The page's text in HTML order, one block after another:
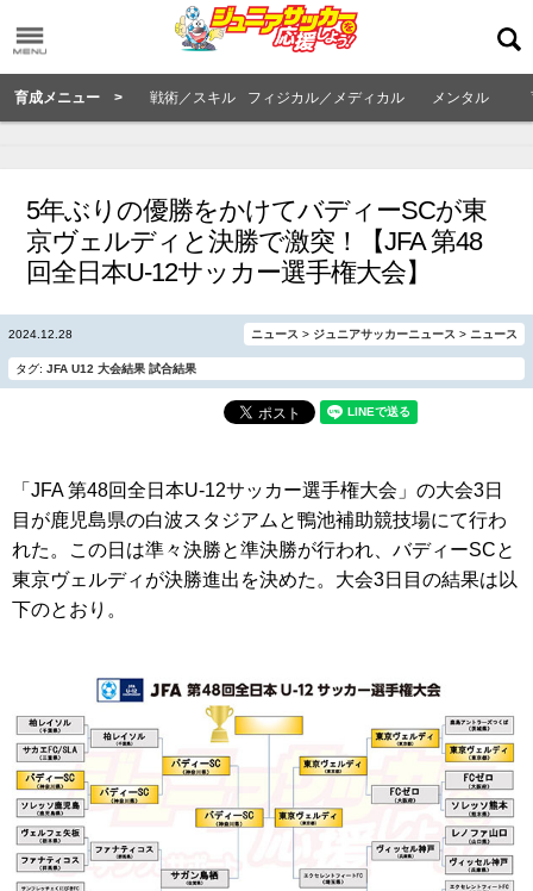
育成メニュー > 戦術／スキル フィジカル／メディカル メンタル
5年ぶりの優勝をかけてバディーSCが東
京ヴェルディと決勝で激突！【JFA 第48
回全日本U-12サッカー選手権大会】
2024.12.28 ニュース > ジュニアサッカーニュース > ニュース
タグ: JFA U12 大会結果 試合結果
「JFA 第48回全日本U-12サッカー選手権大会」の大会3日
目が鹿児島県の白波スタジアムと鴨池補助競技場にて行わ
れた。この日は準々決勝と準決勝が行われ、バディーSCと
東京ヴェルディが決勝進出を決めた。大会3日目の結果は以
下のとおり。